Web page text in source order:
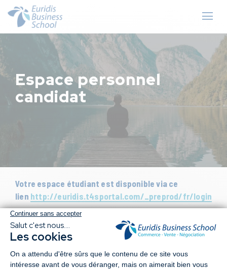
Espace personnel
candidat
Votre espace étudiant est disponible via ce
lien http://euridis.t4sportal.com/_preprod/fr/login
Vous pourrez vous y connecter via le lien reçu par mail ou
via le mot de passe que vous avez défini lors de votre
première connexion.
En cas de problème vous pouvez nous contacter via cette